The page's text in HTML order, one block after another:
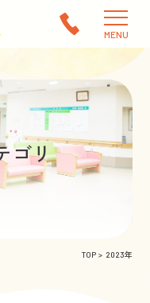
MENU
ゴリ
TOP 2023年